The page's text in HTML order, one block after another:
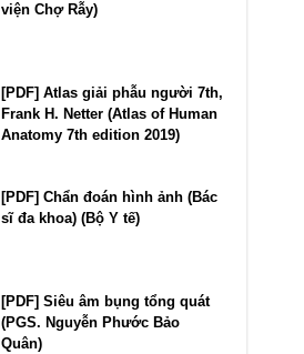
viện Chợ Rẫy)
[PDF] Atlas giải phẫu người 7th,
Frank H. Netter (Atlas of Human
Anatomy 7th edition 2019)
[PDF] Chẩn đoán hình ảnh (Bác
sĩ đa khoa) (Bộ Y tế)
[PDF] Siêu âm bụng tổng quát
(PGS. Nguyễn Phước Bảo
Quân)